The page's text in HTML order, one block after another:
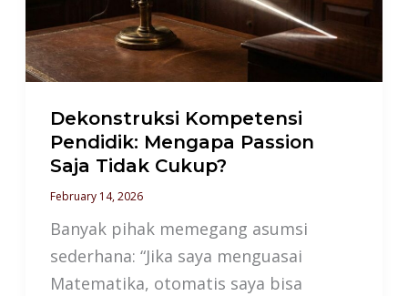
Dekonstruksi Kompetensi
Pendidik: Mengapa Passion
Saja Tidak Cukup?
February 14, 2026
Banyak pihak memegang asumsi
sederhana: “Jika saya menguasai
Matematika, otomatis saya bisa
Passion
Saja
Tidak